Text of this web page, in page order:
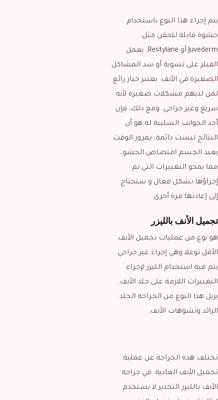
يتم إجراء هذا النوع باستخدام
حشوة قابلة للحقن مثل:
Juvederm أو Restylane. يعمل
الفيلر على تسوية أو سد المشاكل
الصغيرة في الأنف. يعتبر خيار رائع
لمن لديهم مشكلات صغيرة لأنه
سريع وغير جراحي. ومع ذلك، فإن
أحد الجوانب السلبية له هو أن
النتائج ليست دائمة. بمرور الوقت
يعيد الجسم امتصاص الحشو،
مما يمحو التغييرات التي تم
إجراؤها بشكل فعال و ستحتاج
إلى إعادتها مرة أخرى.
تجميل الأنف بالليزر
هو نوع من عمليات تجميل الأنف
الأقل توغلا وهي إجراء غير جراحي
يتم فيه استخدام الليزر لإجراء
التغييرات اللازمة على جلد الأنف.
يزيل هذا النوع من الجراحة الجلد
الزائد وتشوهات الأنف.
تختلف هذه الجراحة عن عملية
تجميل الأنف العادية. في جراحة
الأنف بالليزر التخدير لا يستخدم